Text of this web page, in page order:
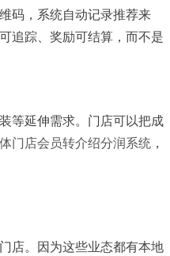
码，系统自动记录推荐来
追踪、奖励可结算，而不是
等延伸需求。门店可以把成
门店会员转介绍分润系统 ，
店。因为这些业态都有本地